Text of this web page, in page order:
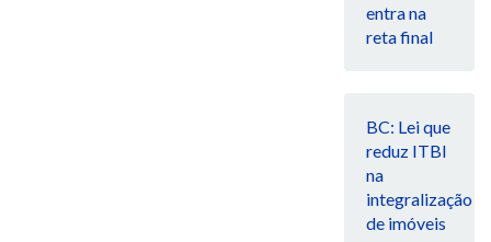
entra na
reta final
BC: Lei que
reduz ITBI
na
integralização
de imóveis